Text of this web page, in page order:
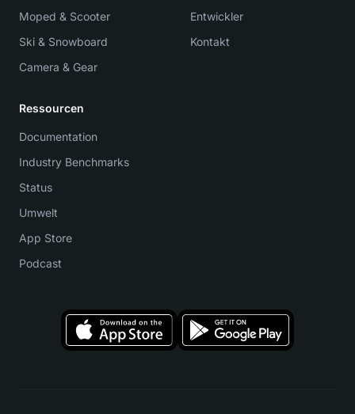
Moped & Scooter
Ski & Snowboard
Camera & Gear
Entwickler
Kontakt
Ressourcen
Documentation
Industry Benchmarks
Status
Umwelt
App Store
Podcast